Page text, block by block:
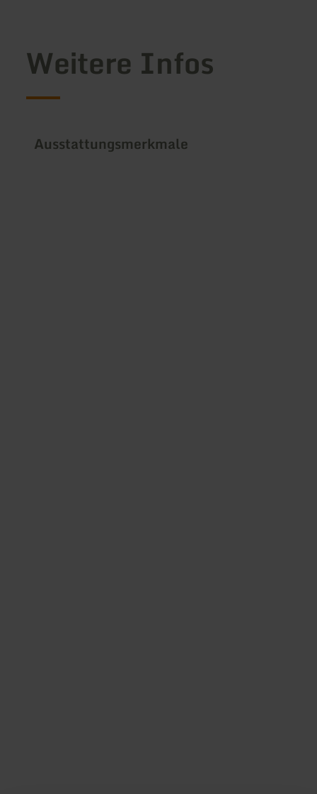
Weitere Infos
Ausstattungsmerkmale